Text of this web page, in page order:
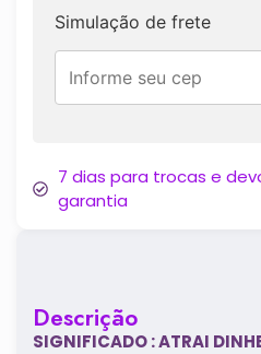
Descrição
SIGNIFICADO : ATRAI
Simulação de frete
7 dias para trocas e
garantia